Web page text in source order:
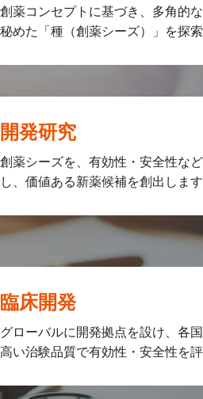
創薬コンセプトに基づき、多角的
秘めた「種（創薬シーズ）」を探索
開発研究
創薬シーズを、有効性・安全性な
し、価値ある新薬候補を創出します
臨床開発
グローバルに開発拠点を設け、各
高い治験品質で有効性・安全性を評